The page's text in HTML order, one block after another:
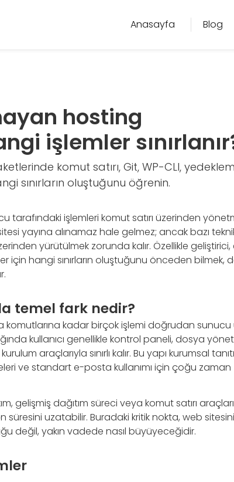
Anasayfa Blog
hosting
işlemler
komut satırı, Git, WP-CLI,
sınırların oluştuğunu öğrenin.
tarafındaki işlemleri komut satırı üzerinden
yayına alınamaz hale gelmez; ancak bazı
yürütülmek zorunda kalır. Özellikle
için hangi sınırların oluştuğunu önceden bilmek,
temel fark nedir?
komutlarına kadar birçok işlemi doğrudan sunucu
kullanıcı genellikle kontrol paneli, dosya
araçlarıyla sınırlı kalır. Bu yapı kurumsal
ve standart e-posta kullanımı için çoğu zaman
gelişmiş dağıtım süreci veya komut satırı araçları
süresini uzatabilir. Buradaki kritik nokta, web
değil, yakın vadede nasıl büyüyeceğidir.